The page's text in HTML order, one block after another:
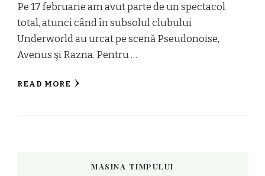
Pe 17 februarie am avut parte de un spectacol
total, atunci când în subsolul clubului
Underworld au urcat pe scenă Pseudonoise,
Avenus şi Razna. Pentru …
READ MORE
MASINA TIMPULUI